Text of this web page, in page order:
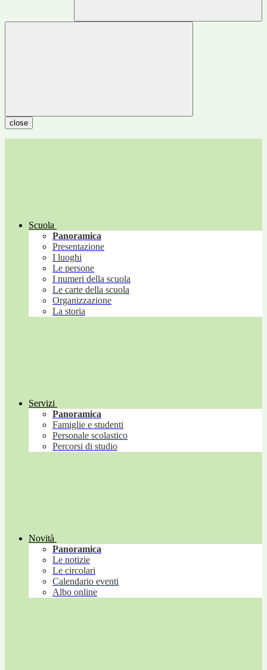
close
Scuola
Panoramica
Presentazione
I luoghi
Le persone
I numeri della scuola
Le carte della scuola
Organizzazione
La storia
Servizi
Panoramica
Famiglie e studenti
Personale scolastico
Percorsi di studio
Novità
Panoramica
Le notizie
Le circolari
Calendario eventi
Albo online